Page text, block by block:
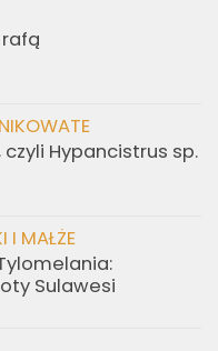
czyli Hypancistrus sp.
I MAŁŻE
Sulawesi